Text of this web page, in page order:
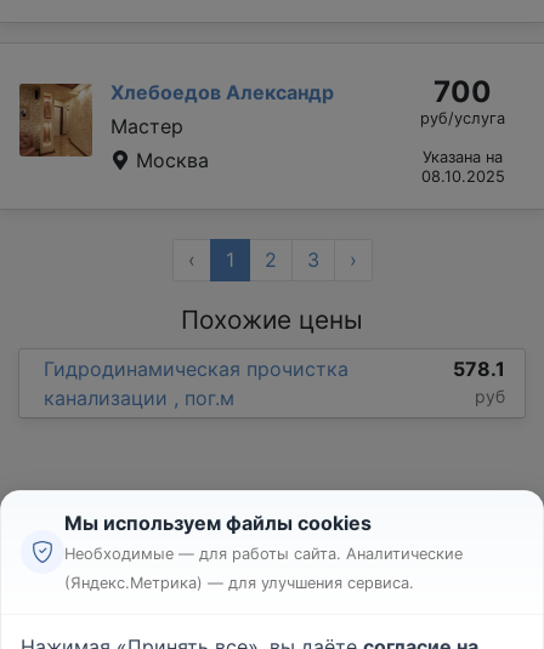
Хлебоедов Александр
Мастер
Москва
700
руб/услуга
Указана на
08.10.2025
‹ 1 2 3 ›
Похожие цены
Гидродинамическая прочистка
канализации , пог.м
578.1
руб
Реклама
Мы используем файлы cookies
Необходимые — для работы сайта. Аналитические
(Яндекс.Метрика) — для улучшения сервиса.